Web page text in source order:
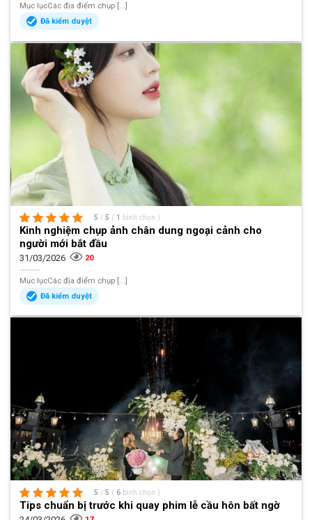
Mục lụcCác địa điểm chụp [...]
Đã kiểm duyệt
5 / 5 ( 1 bình chọn )
Kinh nghiệm chụp ảnh chân dung ngoại cảnh cho
người mới bắt đầu
31/03/2026 20
Mục lụcCác địa điểm chụp [...]
Đã kiểm duyệt
5 / 5 ( 6 bình chọn )
Tips chuẩn bị trước khi quay phim lễ cầu hôn bất ngờ